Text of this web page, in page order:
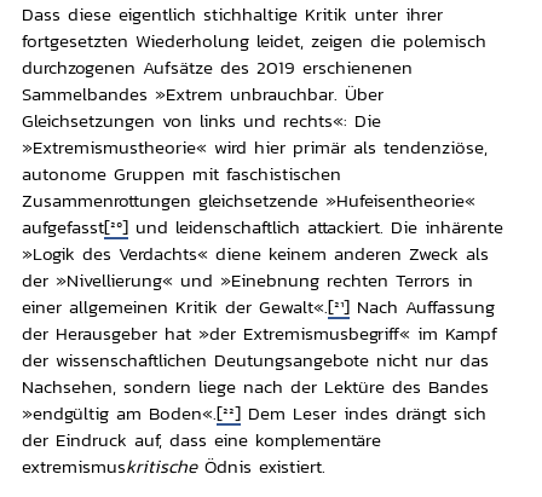
Dass diese eigentlich stichhaltige Kritik unter ihrer
fortgesetzten Wiederholung leidet, zeigen die polemisch
durchzogenen Aufsätze des 2019 erschienenen
Sammelbandes »Extrem unbrauchbar. Über
Gleichsetzungen von links und rechts«: Die
»Extremismustheorie« wird hier primär als tendenziöse,
autonome Gruppen mit faschistischen
Zusammenrottungen gleichsetzende »Hufeisentheorie«
aufgefasst[20]und leidenschaftlich attackiert. Die inhärente
»Logik des Verdachts« diene keinem anderen Zweck als
der »Nivellierung« und »Einebnung rechten Terrors in
einer allgemeinen Kritik der Gewalt«.[21]Nach Auffassung
der Herausgeber hat »der Extremismusbegriff« im Kampf
der wissenschaftlichen Deutungsangebote nicht nur das
Nachsehen, sondern liege nach der Lektüre des Bandes
»endgültig am Boden«.[22]Dem Leser indes drängt sich
der Eindruck auf, dass eine komplementäre
extremismuskritischeÖdnis existiert.